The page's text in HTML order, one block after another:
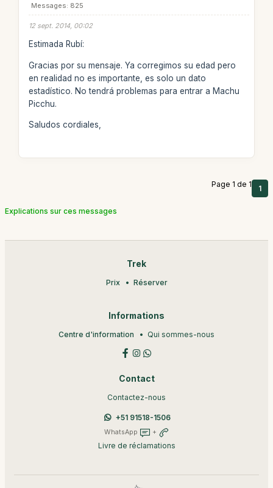
Messages: 825
12 sept. 2014, 00:02
Estimada Rubí:
Gracias por su mensaje. Ya corregimos su edad pero
en realidad no es importante, es solo un dato
estadístico. No tendrá problemas para entrar a Machu
Picchu.
Saludos cordiales,
Page 1 de 1 1
Explications sur ces messages
Trek
Prix Réserver
Informations
Centre d'information Qui sommes-nous
Contact
Contactez-nous
+51 91518-1506
WhatsApp +
Livre de réclamations